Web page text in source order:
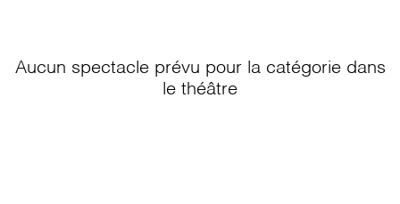
Aucun spectacle prévu pour la catégorie dans
le théâtre